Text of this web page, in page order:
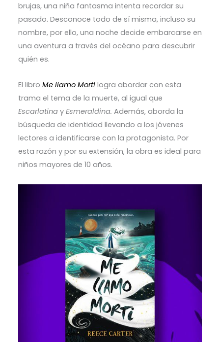
brujas, una niña fantasma intenta recordar su
pasado. Desconoce todo de sí misma, incluso su
nombre, por ello, una noche decide embarcarse en
una aventura a través del océano para descubrir
quién es.
El libro Me llamo Morti logra abordar con esta
trama el tema de la muerte, al igual que
Escarlatinay Esmeraldina. Además, aborda la
búsqueda de identidad llevando a los jóvenes
lectores a identificarse con la protagonista. Por
esta razón y por su extensión, la obra es ideal para
niños mayores de 10 años.